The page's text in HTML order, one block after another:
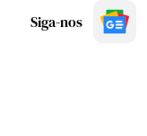
Siga-nos